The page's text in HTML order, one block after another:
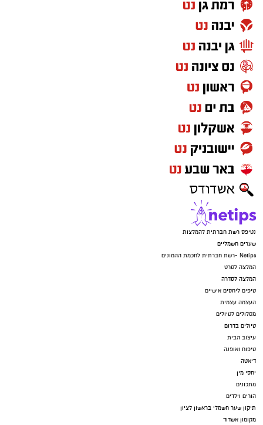
נטיפס רשת חברתית להמלצות
שערים חשמליים
Netips -רשת חברתית לחכמת ההמונים
המלצה לסרט
המלצה לסדרה
טיפים ליחסים אישיים
העצמה עצמית
מסלולים לטיולים
טיולים בדרום
עיצוב הבית
טיפוח ואופנה
דיאטה
יחסי מין
מתכונים
הורים וילדים
תיקון שער חשמלי בראשון לציון
מקומון אשדוד